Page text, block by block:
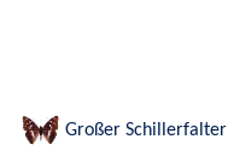
Großer Schillerfalter